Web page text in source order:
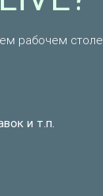
рабочем столе.
и т.п.